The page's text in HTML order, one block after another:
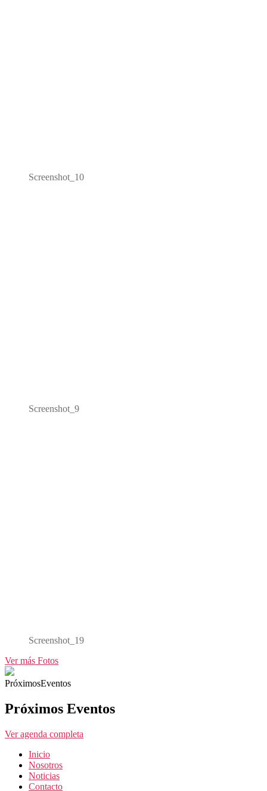
Screenshot_10
Screenshot_9
Screenshot_19
Ver más Fotos
PróximosEventos
Próximos Eventos
Ver agenda completa
Inicio
Nosotros
Noticias
Contacto